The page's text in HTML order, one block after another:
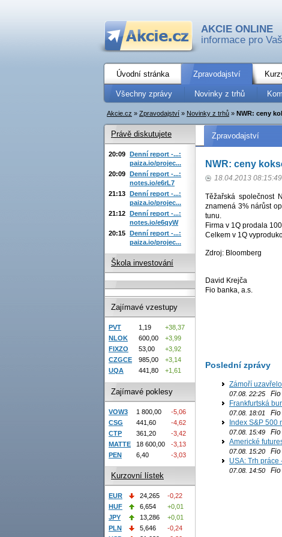
AKCIE ONLINE
informace pro
Úvodní stránka Zpravodajství
Všechny zprávy Novinky z trhů
Akcie.cz » Zpravodajství » Novinky z trhů » NWR: ceny
Zpravodajství
NWR: ceny
18.04.2013 08:15:49
Těžařská společnost
znamená 3% nárůst
tunu.
Firma v 1Q prodala
Celkem v 1Q
Zdroj: Bloomberg
David Krejča
Fio banka, a.s.
Poslední zprávy
Zámoří
07.08. 22:25 Fio
Frankfurtská
07.08. 18:01
Fio
Index S&P 500
07.08. 15:49 Fio
Americké
07.08. 15:20 Fio
USA: Trh
07.08. 14:50 Fio
Právě diskutujete
20:09 Denní report -...:
paiza.io/projec...
20:09 Denní report -...:
notes.io/e6rL7
21:13 Denní report -...:
paiza.io/projec...
21:12 Denní report -...:
notes.io/e6qyW
20:15 Denní report -...:
paiza.io/projec...
Škola investování
Zajímavé vzestupy
PVT 1,19
+38,37
NLOK
600,00
+3,99
FIXZO
53,00
+3,92
CZGCE
985,00
+3,14
UQA
441,80 +1,61
Zajímavé poklesy
VOW3 1 800,00
-5,06
CSG
441,60
-4,62
CTP
361,20
-3,42
MATTE
18 600,00
-3,13
PEN
6,40 -3,03
Kurzovní lístek
EUR 24,265
-0,22
HUF
6,654
+0,01
JPY
13,286
+0,01
PLN
5,646
-0,24